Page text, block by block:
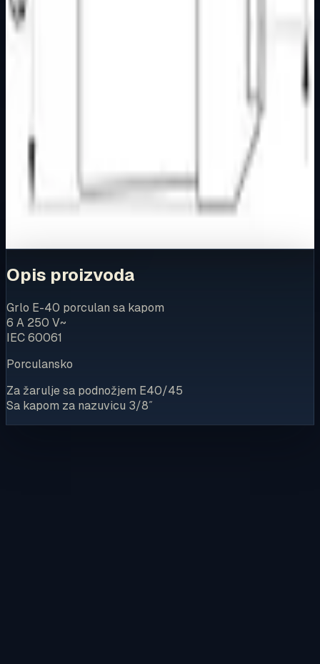
Porculansko Za žarulje sa podnožjem E40/45 Sa kapom
za nazuvicu 3/8˝
Ovaj proizvod možete kupiti u našoj internetskoj trgovini.
Za kompletnu dostupnost i internetsku kupnju posjetite
trgovinu.
Opis proizvoda
Grlo E-40 porculan sa kapom
6 A 250 V~
IEC 60061
Porculansko
Za žarulje sa podnožjem E40/45
Sa kapom za nazuvicu 3/8˝